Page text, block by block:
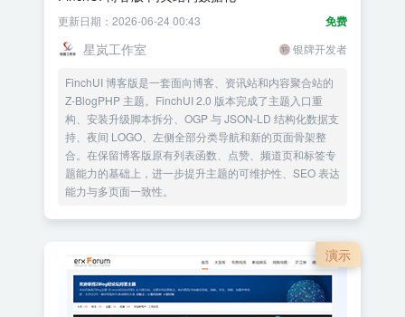
免费
更新日期：2026-06-24 00:43
星岚工作室 银牌开发者
FinchUI 博客版是一套面向博客、资讯站和内容聚合站的
Z-BlogPHP 主题。FinchUI 2.0 版本完成了主题入口重
构、安装升级脚本拆分、OGP 与 JSON-LD 结构化数据支
持、夜间 LOGO、左侧全部分类导航和新的页面骨架整
合。在保留博客版原有列表函数、点赞、频道页和标签专
题能力的基础上，进一步提升主题的可维护性、SEO 表达
能力与多页面一致性。
演示